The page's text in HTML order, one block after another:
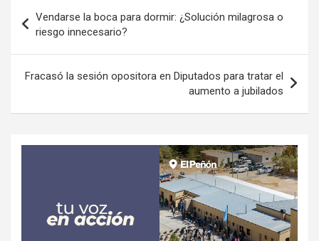
de
entradas
Vendarse la boca para dormir: ¿Solución milagrosa o
riesgo innecesario?
Fracasó la sesión opositora en Diputados para tratar el
aumento a jubilados